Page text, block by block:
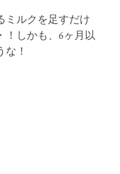
ミルクを足すだけ
！しかも、6ヶ月以
！